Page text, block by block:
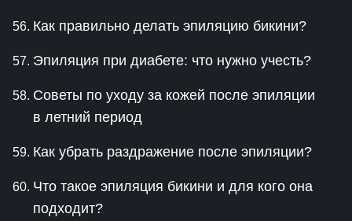
Как правильно делать эпиляцию бикини?
Эпиляция при диабете: что нужно учесть?
Советы по уходу за кожей после эпиляции
в летний период
Как убрать раздражение после эпиляции?
Что такое эпиляция бикини и для кого она
подходит?